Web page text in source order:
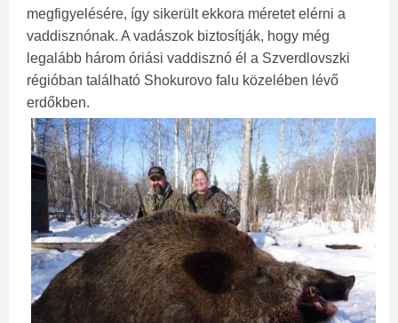
megfigyelésére, így sikerült ekkora méretet elérni a
vaddisznónak. A vadászok biztosítják, hogy még
legalább három óriási vaddisznó él a Szverdlovszki
régióban található Shokurovo falu közelében lévő
erdőkben.